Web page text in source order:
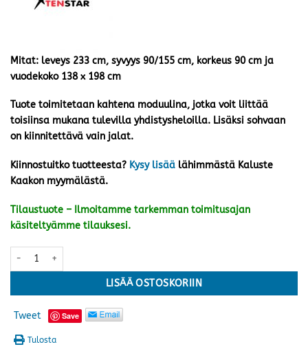
Mitat: leveys 233 cm, syvyys 90/155 cm, korkeus 90 cm ja
vuodekoko 138 x 198 cm
Tuote toimitetaan kahtena moduulina, jotka voit liittää
toisiinsa mukana tulevilla yhdistysheloilla. Lisäksi sohvaan
on kiinnitettävä vain jalat.
Kiinnostuitko tuotteesta? Kysy lisää lähimmästä Kaluste
Kaakon myymälästä.
Tilaustuote – Ilmoitamme tarkemman toimitusajan
käsiteltyämme tilauksesi.
Anton divaanivuodesohva, tummanharmaa määrä
LISÄÄ OSTOSKORIIN
Tweet Save
Tulosta